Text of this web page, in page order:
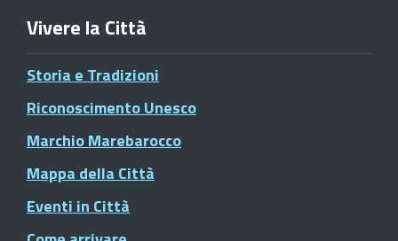
Vivere la Città
Storia e Tradizioni
Riconoscimento Unesco
Marchio Marebarocco
Mappa della Città
Eventi in Città